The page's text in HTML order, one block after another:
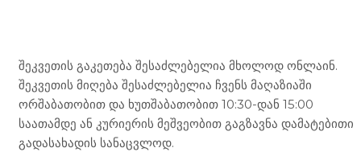
შეკვეთის გაკეთება შესაძლებელია მხოლოდ ონლაინ.
შეკვეთის მიღება შესაძლებელია ჩვენს მაღაზიაში
ორშაბათობით და ხუთშაბათობით 10:30-დან 15:00
საათამდე ან კურიერის მეშვეობით გაგზავნა დამატებითი
გადასახადის სანაცვლოდ.